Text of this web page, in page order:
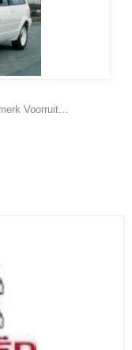
Voorruit…